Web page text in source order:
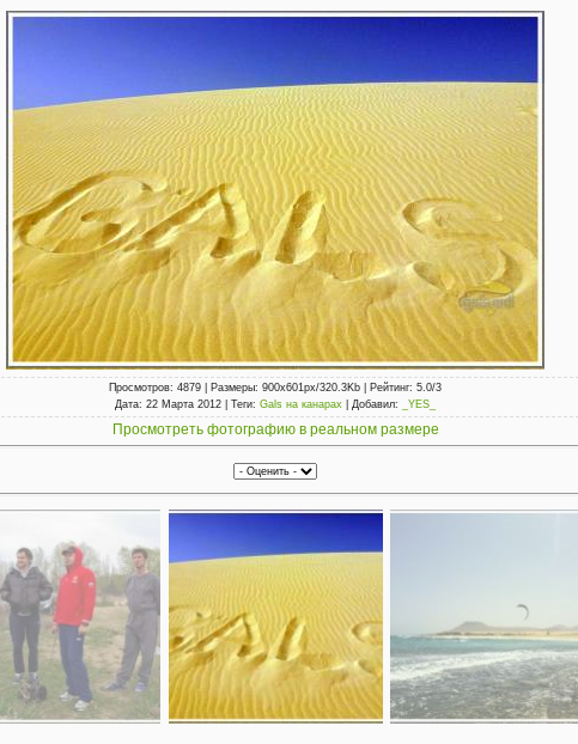
Просмотров: 4879 | Размеры: 900x601px/320.3Kb | Рейтинг: 5.0/3
Дата: 22 Марта 2012 | Теги: Gals на канарах Добавил: _YES_
Просмотреть фотографию в реальном размере